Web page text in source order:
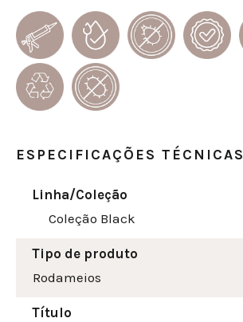
ESPECIFICAÇÕES TÉCNICAS
Linha/Coleção
Coleção Black
Tipo de produto
Rodameios
Título